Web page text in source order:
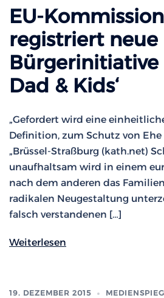
EU-Kommission
registriert neue
Bürgerinitiative
Dad & Kids‘
„Gefordert wird eine
Definition, zum Schutz von Ehe
„Brüssel-Straßburg (kath.net)
unaufhaltsam wird in einem
nach dem anderen das
radikalen Neugestaltung
falsch verstandenen […]
Weiterlesen
19. DEZEMBER 2015